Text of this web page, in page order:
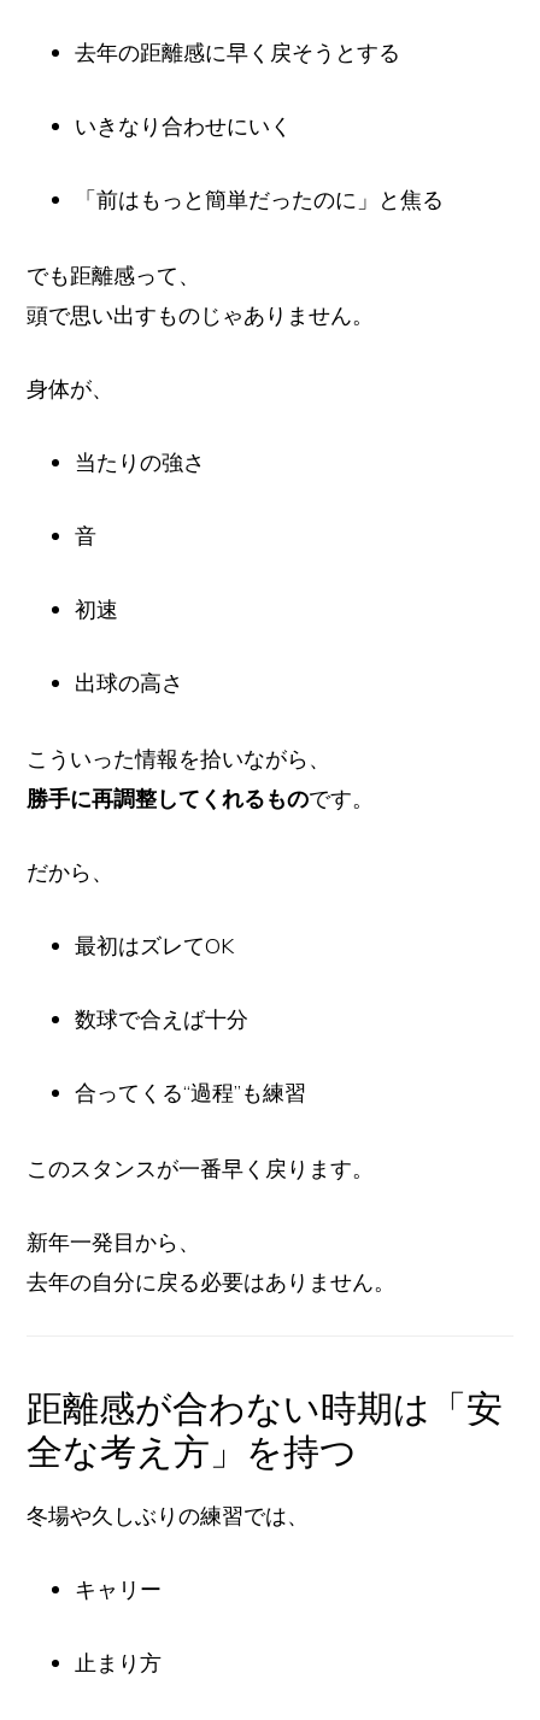
去年の距離感に早く戻そうとする
いきなり合わせにいく
「前はもっと簡単だったのに」と焦る
でも距離感って、
頭で思い出すものじゃありません。
身体が、
当たりの強さ
音
初速
出球の高さ
こういった情報を拾いながら、
勝手に再調整してくれるものです。
だから、
最初はズレてOK
数球で合えば十分
合ってくる“過程”も練習
このスタンスが一番早く戻ります。
新年一発目から、
去年の自分に戻る必要はありません。
距離感が合わない時期は「安
全な考え方」を持つ
冬場や久しぶりの練習では、
キャリー
止まり方